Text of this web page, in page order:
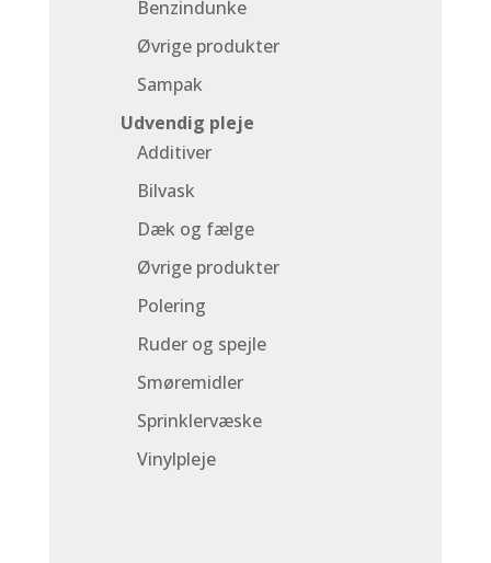
Benzindunke
Øvrige produkter
Sampak
Udvendig pleje
Additiver
Bilvask
Dæk og fælge
Øvrige produkter
Polering
Ruder og spejle
Smøremidler
Sprinklervæske
Vinylpleje